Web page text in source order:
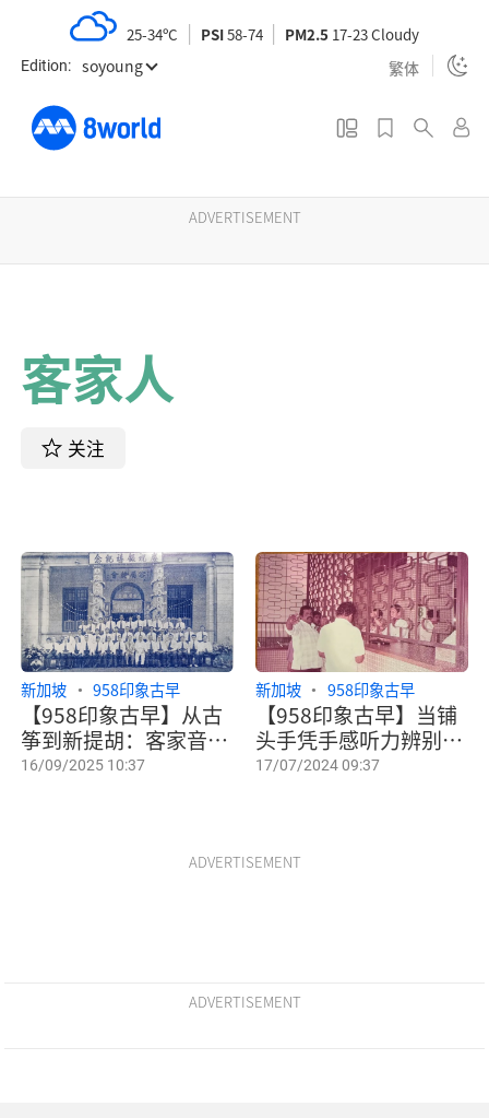
n
Edition: soyoung 繁体
25-34ºC PSI58-74 PM2.5 17-23 Cloudy
ADVERTISEMENT
客家人
关注
【958印象古早】从古
筝到新提胡：客家音乐
的传承与创新
新加坡 958印象古早
16/09/2025 10:37
【958印象古早】当铺
头手凭手感听力辨别真
金名表 当商公会会长分
新加坡 958印象古早
17/07/2024 09:37
ADVERTISEMENT
ADVERTISEMENT